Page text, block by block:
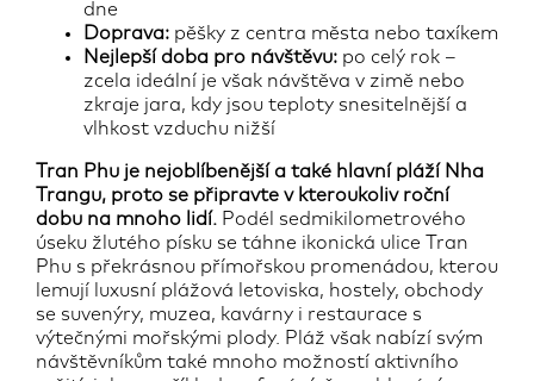
dne
Doprava: pěšky z centra města nebo taxíkem
Nejlepší doba pro návštěvu: po celý rok –
zcela ideální je však návštěva v zimě nebo
zkraje jara, kdy jsou teploty snesitelnější a
vlhkost vzduchu nižší
Tran Phu je nejoblíbenější a také hlavní pláží Nha
Trangu, proto se připravte v kteroukoliv roční
dobu na mnoho lidí. Podél sedmikilometrového
úseku žlutého písku se táhne ikonická ulice Tran
Phu s překrásnou přímořskou promenádou, kterou
lemují luxusní plážová letoviska, hostely, obchody
se suvenýry, muzea, kavárny i restaurace s
výtečnými mořskými plody. Pláž však nabízí svým
návštěvníkům také mnoho možností aktivního